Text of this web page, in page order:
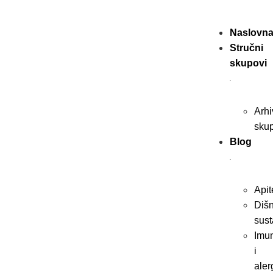
Stručni
skupovi
Blog
i